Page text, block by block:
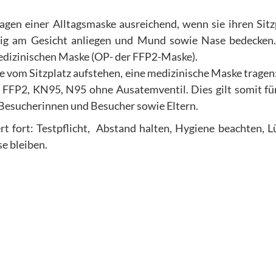
einer Alltagsmaske ausreichend, wenn sie ihren
am Gesicht anliegen und Mund sowie Nase
Maske (OP- der FFP2-Maske).
vom Sitzplatz aufstehen, eine medizinische Maske
FFP2, KN95, N95 ohne Ausatemventil. Dies gilt somit
und Besucher sowie Eltern.
fort: Testpflicht, Abstand halten, Hygiene beachten,
bleiben.